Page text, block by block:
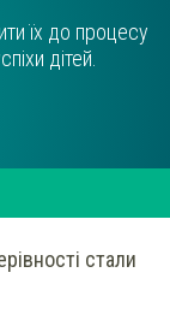
їх до процесу
дітей.
стали